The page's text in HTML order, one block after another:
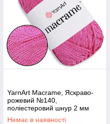
YarnArt Macrame, Яскраво-
рожевий №140,
поліестеровий шнур 2 мм
Немає в наявності